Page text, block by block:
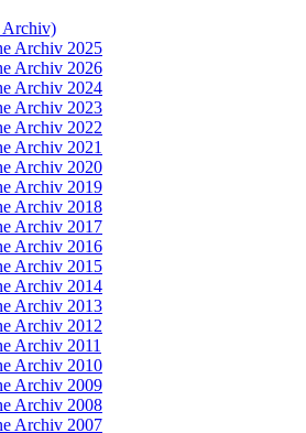
Archiv)
Archiv 2025
Archiv 2026
Archiv 2024
Archiv 2023
Archiv 2022
Archiv 2021
Archiv 2020
Archiv 2019
Archiv 2018
Archiv 2017
Archiv 2016
Archiv 2015
Archiv 2014
Archiv 2013
Archiv 2012
Archiv 2011
Archiv 2010
Archiv 2009
Archiv 2008
Archiv 2007